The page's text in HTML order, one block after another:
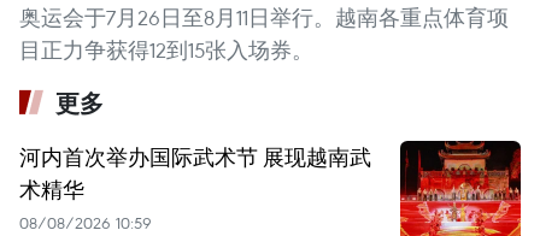
奥运会于7月26日至8月11日举行。越南各重点体育项
目正力争获得12到15张入场券。
更多
河内首次举办国际武术节 展现越南武
术精华
08/08/2026 10:59